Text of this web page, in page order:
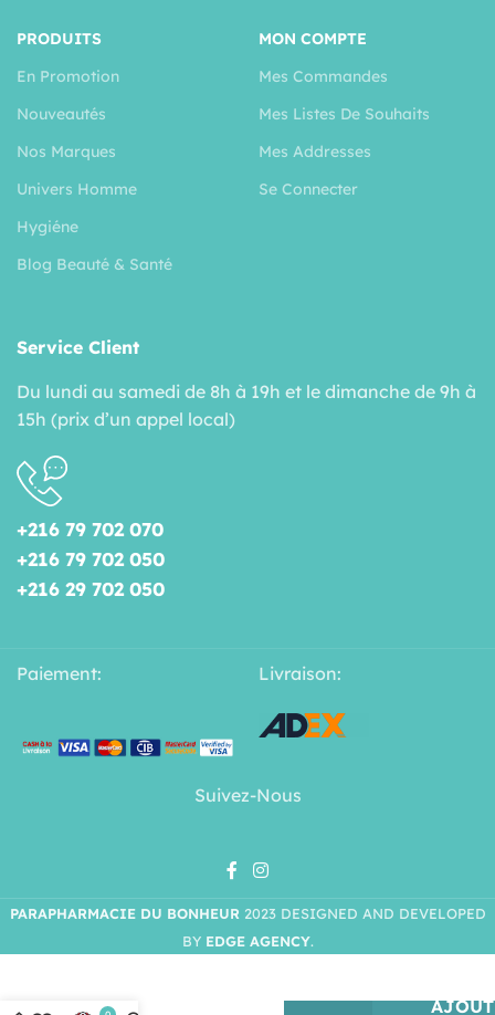
PRODUITS
En Promotion
Nouveautés
Nos Marques
Univers Homme
Hygiéne
Blog Beauté & Santé
MON COMPTE
Mes Commandes
Mes Listes De Souhaits
Mes Addresses
Se Connecter
Service Client
Du lundi au samedi de 8h à 19h et le dimanche de 9h à
15h (prix d’un appel local)
+216 79 702 070
+216 79 702 050
+216 29 702 050
Paiement: Livraison:
Suivez-Nous
PARAPHARMACIE DU BONHEUR 2023 DESIGNED AND DEVELOPED
BY EDGE AGENCY.
ORAL